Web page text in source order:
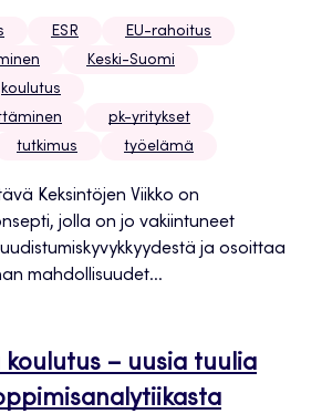
ESR
EU-rahoitus
Keski-Suomi
koulutus
pk-yritykset
tutkimus työelämä
Keksintöjen Viikko on
jolla on jo vakiintuneet
ja osoittaa
mahdollisuudet...
koulutus – uusia tuulia